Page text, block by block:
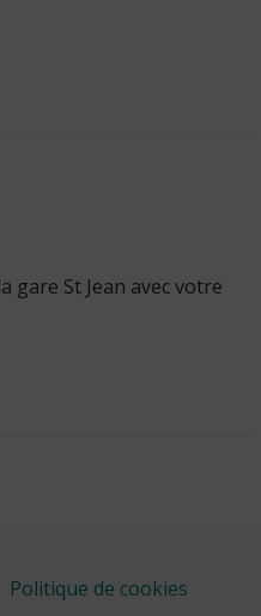
gare St Jean avec votre
Politique de cookies